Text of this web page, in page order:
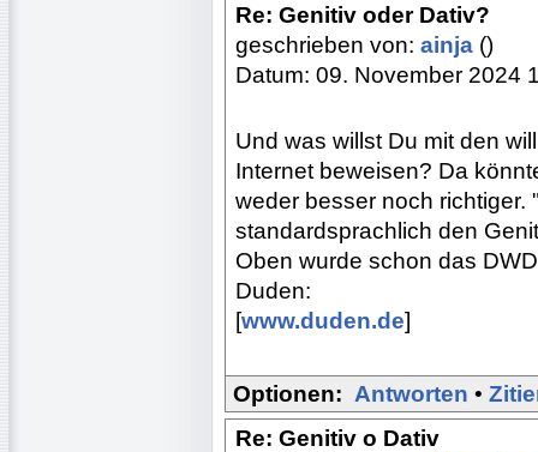
Re: Genitiv oder Dativ?
geschrieben von: ainja ()
Datum: 09. November 2024
Und was willst Du mit den
Internet beweisen? Da
weder besser noch richtiger.
standardsprachlich den
Oben wurde schon das
Duden:
[www.duden.de]
Optionen: Antworten •
Re: Genitiv o Dativ